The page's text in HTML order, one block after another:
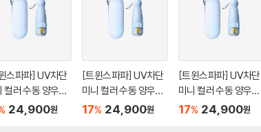
스파파] UV차단
컬러 수동 양우산
스 세트(P0000T
24,900원
[트윈스파파] UV차단
미니 컬러 수동 양우산
케이스 세트(P0000T
17% 24,900원
[트윈스파파] UV차단
미니 컬러 수동 양우산
케이스 세트(P0000T
17% 24,900원